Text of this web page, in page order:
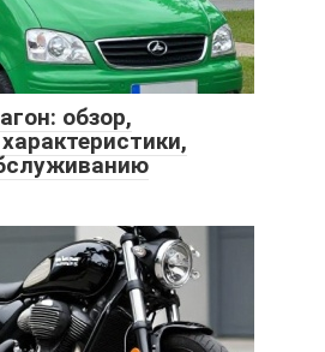
обзор,